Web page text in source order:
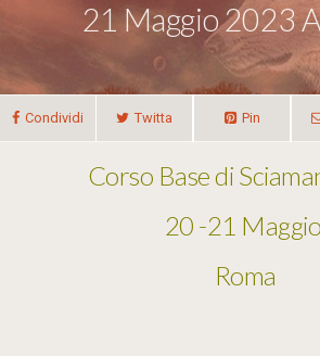
21 Maggio 2023
Condividi Twitta Pin
Corso Base di
20 -21 Maggio
Roma